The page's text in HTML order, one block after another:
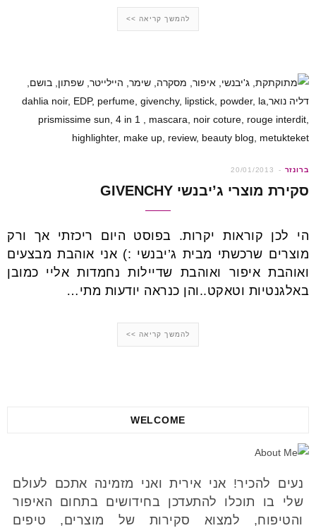
להמשך קריאה >>
ברונזר 20/01/2013
סקירת מוצרי ג’יבנשי GIVENCHY
הי לכן קוראות יקרות. בפוסט היום ריכזתי אך ורק
מוצרים שרכשתי מבית ג’יבנשי :) אני אוהבת מבצעים
ואוהבת איפור ואוהבת שדיילות נחמדות אליי כמובן
באלגנטיות וטאקט..והן כנראה יודעות מתי…
להמשך קריאה >>
WELCOME
נעים להכיר! אני אירית ואני מזמינה אתכם לעולם
שלי בו תוכלו להתעדכן בחידושים בתחום האיפור
והטיפוח, למצוא סקירות של מוצרים, טיפים